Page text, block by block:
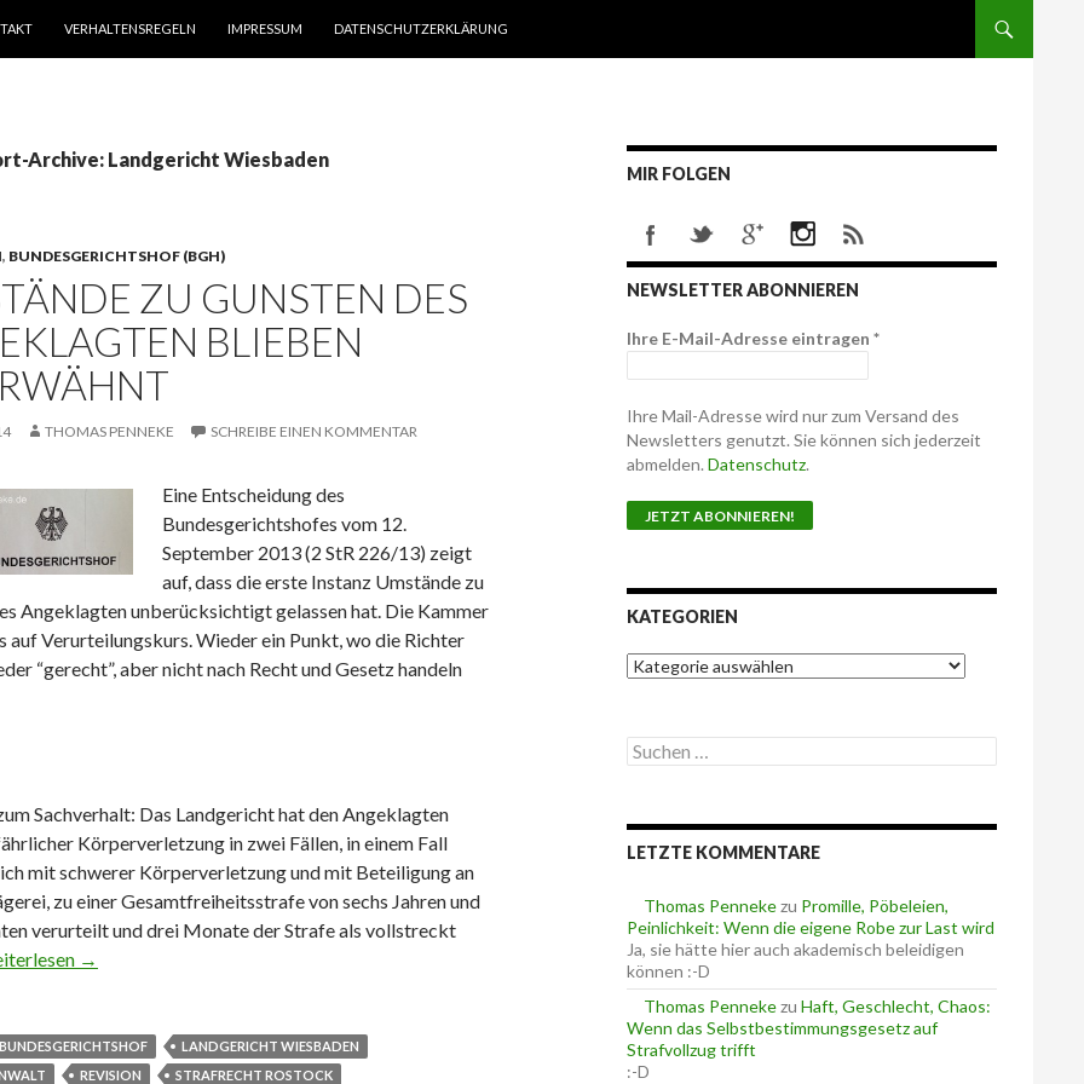
VERHALTENSREGELN IMPRESSUM DATENSCHUTZERKLÄRUNG
Archive: Landgericht Wiesbaden
, BUNDESGERICHTSHOF (BGH)
ZU GUNSTEN DES
BLIEBEN
THOMAS PENNEKE SCHREIBE EINEN KOMMENTAR
Eine Entscheidung des
Bundesgerichtshofes vom 12.
September 2013 (2 StR 226/13) zeigt
auf, dass die erste Instanz Umstände zu
Angeklagten unberücksichtigt gelassen hat. Die Kammer
auf Verurteilungskurs. Wieder ein Punkt, wo die Richter
“gerecht”, aber nicht nach Recht und Gesetz handeln
Sachverhalt: Das Landgericht hat den Angeklagten
Körperverletzung in zwei Fällen, in einem Fall
mit schwerer Körperverletzung und mit Beteiligung an
zu einer Gesamtfreiheitsstrafe von sechs Jahren und
verurteilt und drei Monate der Strafe als vollstreckt
zu Gunsten des Angeklagten blieben unerwähnt
→
BUNDESGERICHTSHOF
LANDGERICHT WIESBADEN
REVISION STRAFRECHT ROSTOCK
MIR FOLGEN
NEWSLETTER ABONNIEREN
Ihre E-Mail-Adresse eintragen *
Ihre Mail-Adresse wird nur zum Versand des
Newsletters genutzt. Sie können sich jederzeit
abmelden. Datenschutz.
KATEGORIEN
K
a
g
o
n
S
u
e
n
c
h
:
LETZTE KOMMENTARE
Thomas Pennekezu Promille, Pöbeleien,
Peinlichkeit: Wenn die eigene Robe zur Last wird
Ja, sie hätte hier auch akademisch beleidigen
können :-D
Thomas Pennekezu Haft, Geschlecht, Chaos:
Wenn das Selbstbestimmungsgesetz auf
Strafvollzug trifft
:-D